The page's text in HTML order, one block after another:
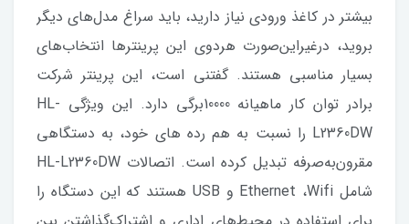
بیشتر در کاغذ ورودی نیاز دارید، باید سراغ مدل‌های دیگر
بروید، درغیراین‌صورت هردوی این پرینترها انتخاب‌های
بسیار مناسبی هستند. گفتنی است، این پرینتر شرکت
برادر توان کار ماهیانه 10000برگی دارد. این ویژگی HL-
L2360DW را نسبت به هم رده های خود، به دستگاهی
مقرون‌به‌صرفه تبدیل کرده است. اتصالات HL-L2360DW
شامل Ethernet ،Wifi و USB هستند که این دستگاه را